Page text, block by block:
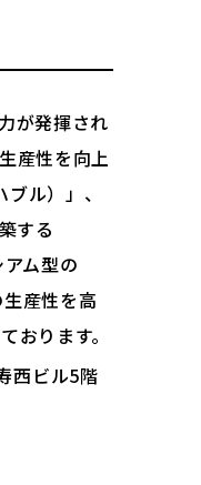
が発揮され
産性を向上
ル）」、
する
ム型の
産性を高
ります。
西ビル5階